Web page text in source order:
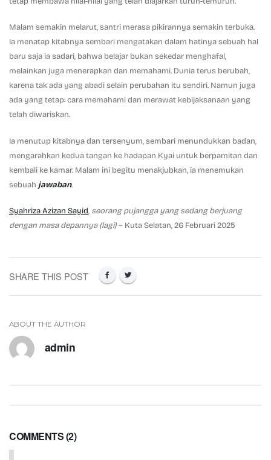
Malam semakin melarut, santri merasa pikirannya semakin terbuka.
Ia menatap kitabnya sembari mengatakan dalam hatinya sebuah hal
baru saja ia sadari, bahwa belajar bukan sekedar menghafal,
melainkan juga menerapkan dan memahami. Dunia terus berubah,
karena tak ada yang abadi selain perubahan itu sendiri. Namun juga
ada yang tetap: cara memahami dan merawat kebijaksanaan yang
telah diwariskan.
Ia menutup kitabnya dan tersenyum, sembari menundukkan badan,
mengarahkan kedua tangan ke hadapan Kyai untuk berpamitan dan
kembali ke kamar. Malam ini begitu menakjubkan, ia menemukan
sebuah jawaban.
Syahriza Azizan Sayid, seorang pujangga yang sedang berjuang
dengan masa depannya (lagi)– Kuta Selatan, 26 Februari 2025
SHARE THIS POST
ABOUT THE AUTHOR
admin
COMMENTS (2)